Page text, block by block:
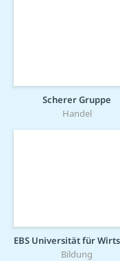
Scherer Gruppe
Handel
Bildung